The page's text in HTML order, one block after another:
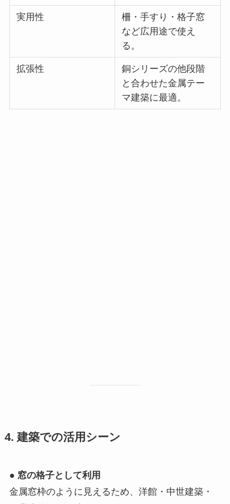
実用性
柵・手すり・格子窓
など広用途で使え
る。
拡張性
銅シリーズの他段階
と合わせた金属テー
マ建築に最適。
4. 建築での活用シーン
● 窓の格子として利用
金属窓枠のように見えるため、洋館・中世建築・